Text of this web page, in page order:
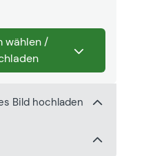
wählen /
Bild hochladen